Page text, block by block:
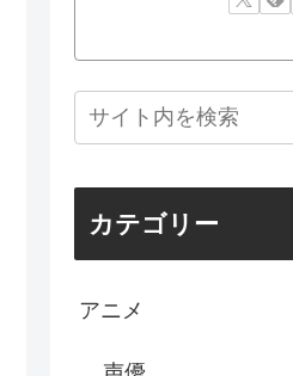
カテゴリー
アニメ